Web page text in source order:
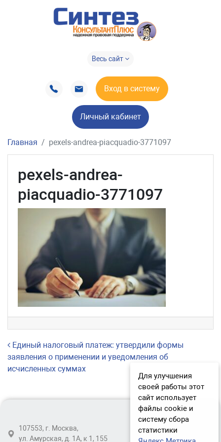
Весь сайт
Вход в систему
Личный кабинет
Главная pexels-andrea-piacquadio-3771097
pexels-andrea-
piacquadio-3771097
Навигация по записям
Единый налоговый платеж: утвердили формы
заявления о применении и уведомления об
исчисленных суммах
107553, г. Москва,
ул. Амурская, д. 1А, к 1, 155
Для улучшения
своей работы этот
сайт использует
файлы cookie и
систему сбора
статистики